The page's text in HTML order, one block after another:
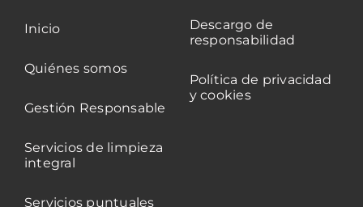
Inicio
Quiénes somos
Gestión Responsable
Servicios de limpieza
integral
Servicios puntuales
Descargo de
responsabilidad
Política de privacidad
y cookies